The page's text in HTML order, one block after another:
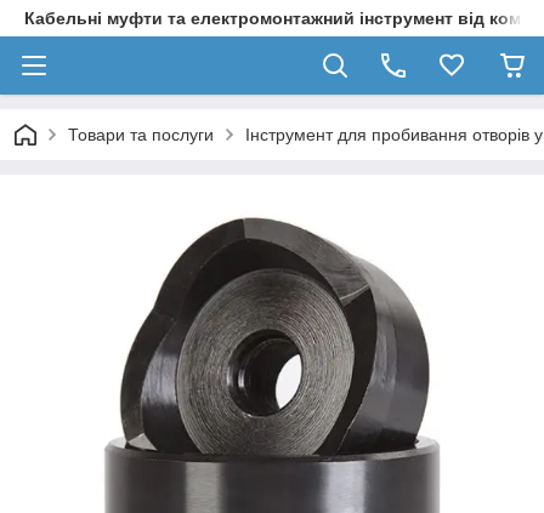
Кабельні муфти та електромонтажний інструмент від
Товари та послуги Інструмент для пробивання отворів